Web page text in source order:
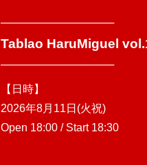
───────────────
Tablao HaruMiguel
───────────────
【日時】
2026年8月11日(火祝)
Open 18:00 / Start 18:30